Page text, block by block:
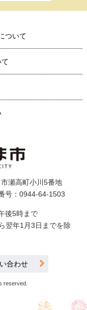
ついて
瀬高町小川5番地
号：0944-64-1503
後5時まで
翌年1月3日までを除
合わせ
reserved.